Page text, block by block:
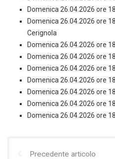
Domenica 26.04.2026 ore
Domenica 26.04.2026 ore
Cerignola
Domenica 26.04.2026 ore
Domenica 26.04.2026 ore
Domenica 26.04.2026 ore
Domenica 26.04.2026 ore
Domenica 26.04.2026 ore
Domenica 26.04.2026 ore
Domenica 26.04.2026 ore
Precedente articolo